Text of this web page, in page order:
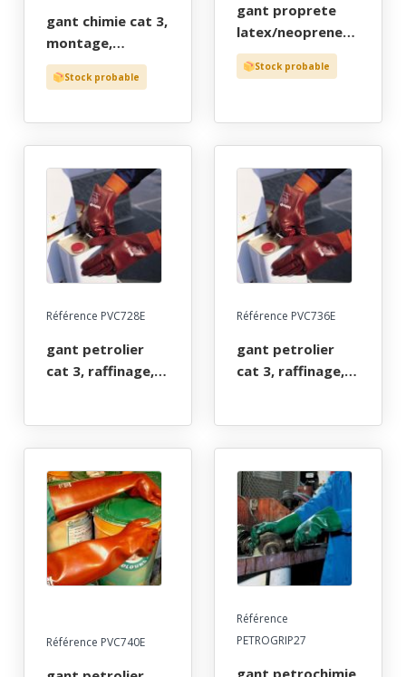
gant chimie cat 3,
montage,
degraissage,
traitement de
coton, long 30
cm, t8 a 10 -
gants de
protection par
cher!
Stock probable
gant proprete
latex/neoprene
cat 2, solvants et
resines. bicolore
paume gaufree,
long 32 cm, t7 a
Stock probable
Référence PVC728E
gant petrolier
cat 3, raffinage,
27 cm, tu (9/10)
Référence PVC736E
gant petrolier
cat 3, raffinage,
36 cm, tu (9/10)
Référence PVC740E
Référence
PETROGRIP27
gant petrochimie